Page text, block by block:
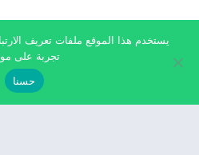
يستخدم هذا الموقع ملفات تعريف
تجربة على
حسنا